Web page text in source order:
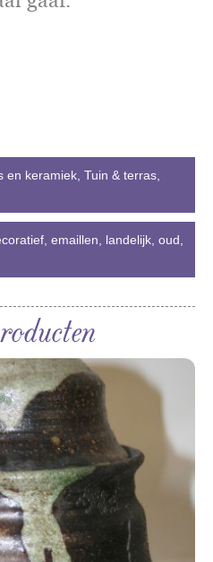
en keramiek Tuin & terras
emaillen landelijk oud